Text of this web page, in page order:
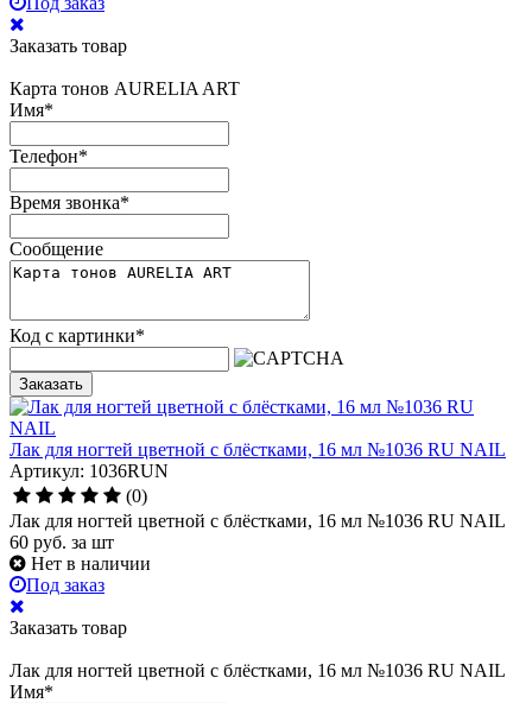
Заказать товар
Карта тонов AURELIA ART
Имя*
Телефон*
Время звонка*
Сообщение
Код с картинки*
Заказать
Лак для ногтей цветной с блёстками, 16 мл №1036 RU NAIL
Артикул: 1036RUN
(0)
Лак для ногтей цветной с блёстками, 16 мл №1036 RU NAIL
60 руб. за шт
Нет в наличии
Под заказ
Заказать товар
Лак для ногтей цветной с блёстками, 16 мл №1036 RU NAIL
Имя*